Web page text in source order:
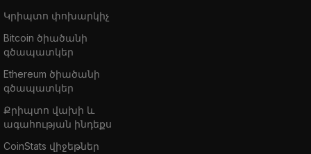
Կրիպտո փոխարկիչ
Bitcoin ծիածանի
գծապատկեր
Ethereum ծիածանի
գծապատկեր
Քրիպտո վախի և
ագահության ինդեքս
CoinStats վիջեթներ